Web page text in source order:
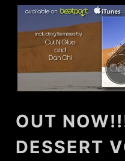
OUT
DESSERT